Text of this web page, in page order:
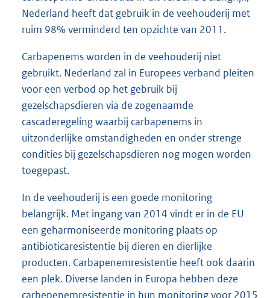
van resistentie, zoals carbapenemresistentie, in de
veehouderij worden geïntroduceerd. Zoals EFSA
aangeeft is ook met name de vermindering van
cefalosporine-antibiotica in dit verband belangrijk,
Nederland heeft dat gebruik in de veehouderij met
ruim 98% verminderd ten opzichte van 2011.
Carbapenems worden in de veehouderij niet
gebruikt. Nederland zal in Europees verband pleiten
voor een verbod op het gebruik bij
gezelschapsdieren via de zogenaamde
uitzonderlijke omstandigheden en onder strenge
condities bij gezelschapsdieren nog mogen worden
toegepast.
In de veehouderij is een goede monitoring
belangrijk. Met ingang van 2014 vindt er in de EU
een geharmoniseerde monitoring plaats op